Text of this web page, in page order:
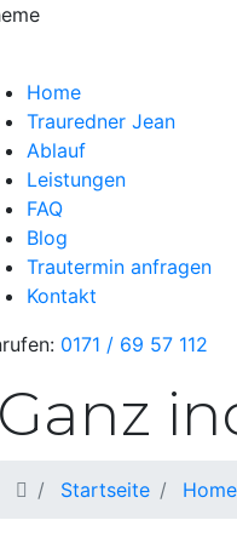
Home
Trauredner Jean
Ablauf
Leistungen
FAQ
Blog
Trautermin anfragen
Kontakt
0171 / 69 57 112
Ganz
Startseite